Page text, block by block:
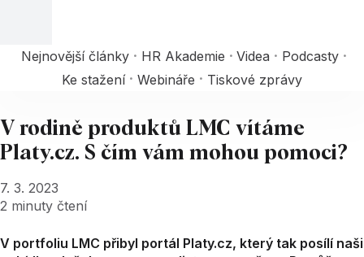
Nejnovější články HR Akademie Videa
Podcasty
Ke stažení
Webináře Tiskové zprávy
V rodině produktů LMC vítáme
Platy.cz. S čím vám mohou pomoci?
7. 3. 2023
2 minuty čtení
V portfoliu LMC přibyl portál Platy.cz, který tak posílí naši